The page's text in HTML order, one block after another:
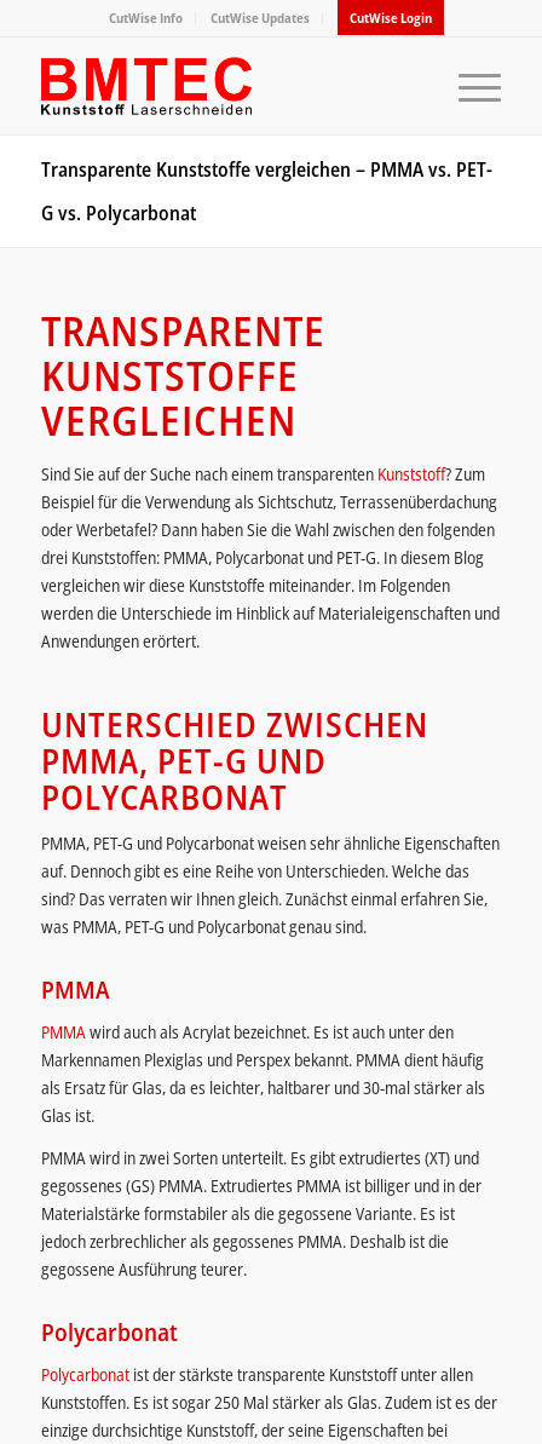
CutWise Info CutWise Updates CutWise Login
Transparente Kunststoffe vergleichen – PMMA vs. PET-
G vs. Polycarbonat
TRANSPARENTE
KUNSTSTOFFE
VERGLEICHEN
Sind Sie auf der Suche nach einem transparenten Kunststoff? Zum
Beispiel für die Verwendung als Sichtschutz, Terrassenüberdachung
oder Werbetafel? Dann haben Sie die Wahl zwischen den folgenden
drei Kunststoffen: PMMA, Polycarbonat und PET-G. In diesem Blog
vergleichen wir diese Kunststoffe miteinander. Im Folgenden
werden die Unterschiede im Hinblick auf Materialeigenschaften und
Anwendungen erörtert.
UNTERSCHIED ZWISCHEN
PMMA, PET-G UND
POLYCARBONAT
PMMA, PET-G und Polycarbonat weisen sehr ähnliche Eigenschaften
auf. Dennoch gibt es eine Reihe von Unterschieden. Welche das
sind? Das verraten wir Ihnen gleich. Zunächst einmal erfahren Sie,
was PMMA, PET-G und Polycarbonat genau sind.
PMMA
PMMA wird auch als Acrylat bezeichnet. Es ist auch unter den
Markennamen Plexiglas und Perspex bekannt. PMMA dient häufig
als Ersatz für Glas, da es leichter, haltbarer und 30-mal stärker als
Glas ist.
PMMA wird in zwei Sorten unterteilt. Es gibt extrudiertes (XT) und
gegossenes (GS) PMMA. Extrudiertes PMMA ist billiger und in der
Materialstärke formstabiler als die gegossene Variante. Es ist
jedoch zerbrechlicher als gegossenes PMMA. Deshalb ist die
gegossene Ausführung teurer.
Polycarbonat
Polycarbonatist der stärkste transparente Kunststoff unter allen
Kunststoffen. Es ist sogar 250 Mal stärker als Glas. Zudem ist es der
einzige durchsichtige Kunststoff, der seine Eigenschaften bei